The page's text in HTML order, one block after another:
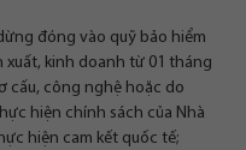
đóng vào quỹ bảo hiểm
kinh doanh từ 01 tháng
cấu, công nghệ hoặc do
hiện chính sách của Nhà
hiện cam kết quốc tế;